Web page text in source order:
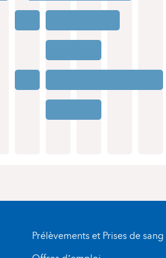
Prélèvements et Prises de sang